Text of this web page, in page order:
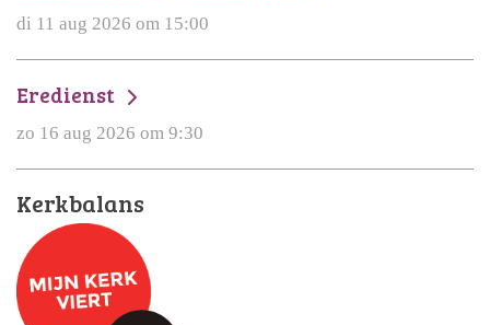
di 11 aug 2026 om 15:00
Eredienst
zo 16 aug 2026 om 9:30
Kerkbalans